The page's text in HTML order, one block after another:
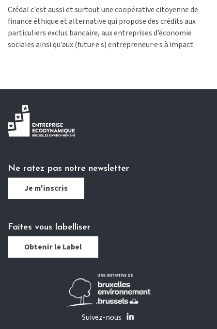
Crédal c'est aussi et surtout une coopérative citoyenne de
finance éthique et alternative qui propose des crédits aux
particuliers exclus bancaire, aux entreprises d’économie
sociales ainsi qu’aux (futur·e·s) entrepreneur·e·s à impact.
Ne ratez pas notre newsletter
Je m'inscris
Faites vous labelliser
Obtenir le Label
Suivez-nous